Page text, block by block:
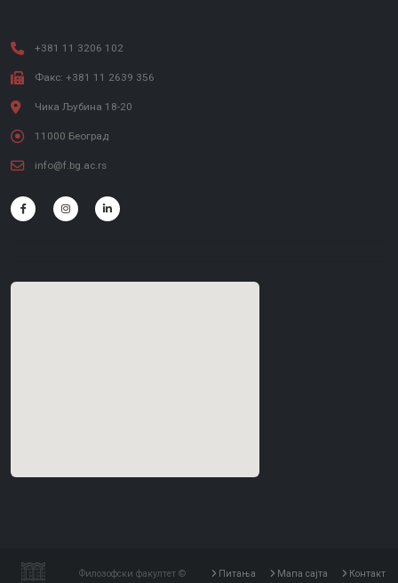
+381 11 3206 102
Факс: +381 11 2639 356
Чика Љубина 18-20
11000 Београд
info@f.bg.ac.rs
Филозофски факултет © Питања Мапа сајта Контакт